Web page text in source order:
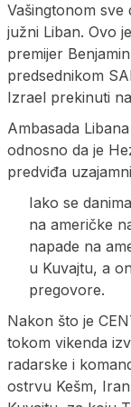
Vašingtonom
južni Liban. Ovo
premijer
predsednikom
Izrael prekinuti
Ambasada
odnosno da je
predviđa
Iako se
na američke
napade na
u Kuvajtu, a
pregovore.
Nakon što je
tokom vikenda
radarske i
ostrvu Kešm,